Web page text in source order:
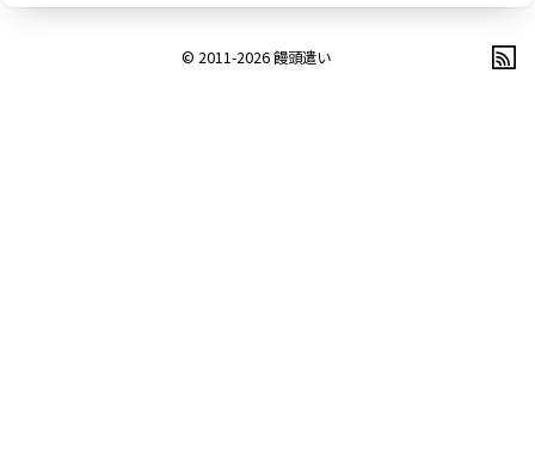
© 2011-2026饅頭遣い